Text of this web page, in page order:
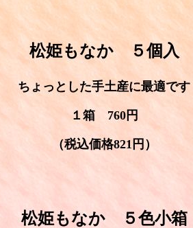
松姫もなか ５個入
ちょっとした手土産に最適です
１箱 760円
（税込価格821円）
松姫もなか ５色小箱